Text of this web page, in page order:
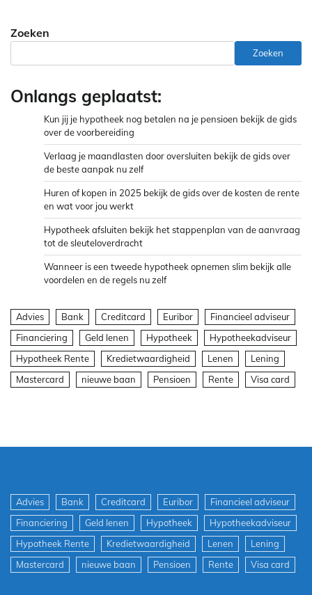
Zoeken
Zoeken
Onlangs geplaatst:
Kun jij je hypotheek nog betalen na je pensioen bekijk de gids
over de voorbereiding
Verlaag je maandlasten door oversluiten bekijk de gids over
de beste aanpak nu zelf
Huren of kopen in 2025 bekijk de gids over de kosten de rente
en wat voor jou werkt
Hypotheek afsluiten bekijk het stappenplan van de aanvraag
tot de sleuteloverdracht
Wanneer is een tweede hypotheek opnemen slim bekijk alle
voordelen en de regels nu zelf
Advies Bank Creditcard Euribor
Financieel adviseur
Financiering
Geld lenen Hypotheek
Hypotheekadviseur
Hypotheek Rente
Kredietwaardigheid Lenen
Lening
Mastercard
nieuwe baan Pensioen Rente Visa card
Advies Bank Creditcard Euribor
Financieel adviseur
Financiering
Geld lenen Hypotheek
Hypotheekadviseur
Hypotheek Rente
Kredietwaardigheid Lenen
Lening
Mastercard
nieuwe baan Pensioen Rente Visa card